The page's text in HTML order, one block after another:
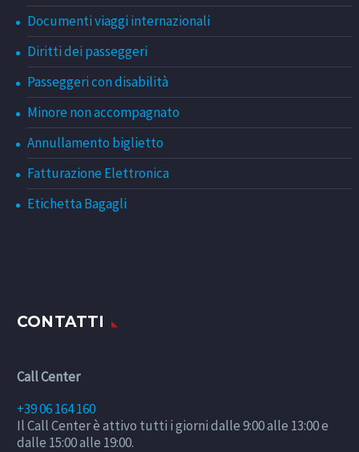
Documenti viaggi internazionali
Diritti dei passeggeri
Passeggeri con disabilità
Minore non accompagnato
Annullamento biglietto
Fatturazione Elettronica
Etichetta Bagagli
CONTATTI
Call Center
+39 06 164 160
Il Call Center è attivo tutti i giorni dalle 9:00 alle 13:00 e
dalle 15:00 alle 19:00.